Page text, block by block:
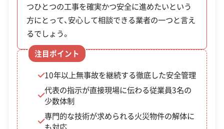
滋賀県知事：第02501147691号
大阪府知事：第02700147691号
この解体業者の特徴
対応工事 土木工事
県外出張
保有資格
産業廃棄物収集運搬業許可
つひとつの工事を確実かつ安全に進めたいという
方にとって、安心して相談できる業者の一つと言え
るでしょう。
注目ポイント
10年以上無事故を継続する徹底した安全管理
代表の指示が直接現場に伝わる従業員3名の
少数体制
専門的な技術が求められる火災物件の解体に
も対応